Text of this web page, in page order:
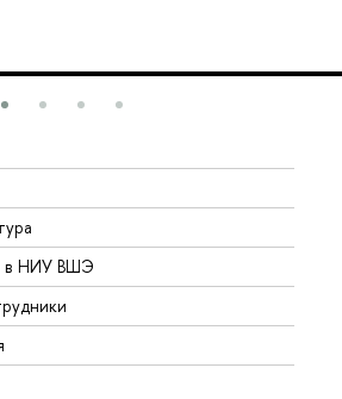
в НИУ ВШЭ